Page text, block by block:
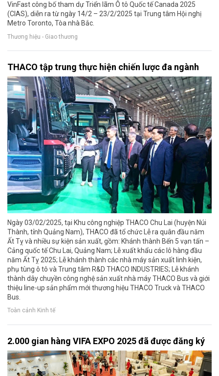
VinFast công bố tham dự Triển lãm Ô tô Quốc tế Canada 2025
(CIAS), diễn ra từ ngày 14/2 – 23/2/2025 tại Trung tâm Hội nghị
Metro Toronto, Tòa nhà Bắc.
Thương hiệu - Giao thương
THACO tập trung thực hiện chiến lược đa ngành
Ngày 03/02/2025, tại Khu công nghiệp THACO Chu Lai (huyện Núi
Thành, tỉnh Quảng Nam), THACO đã tổ chức Lễ ra quân đầu năm
Ất Tỵ và nhiều sự kiện sản xuất, gồm: Khánh thành Bến 5 vạn tấn –
Cảng quốc tế Chu Lai, Quảng Nam; Lễ xuất khẩu các lô hàng đầu
năm Ất Tỵ 2025; Lễ khánh thành các nhà máy sản xuất linh kiện,
phụ tùng ô tô và Trung tâm R&D THACO INDUSTRIES; Lễ khánh
thành dây chuyền công nghệ sản xuất nhà máy THACO Bus và giới
thiệu line-up sản phẩm mới thương hiệu THACO Truck và THACO
Bus.
Toàn cảnh Kinh tế
2.000 gian hàng VIFA EXPO 2025 đã được đăng ký